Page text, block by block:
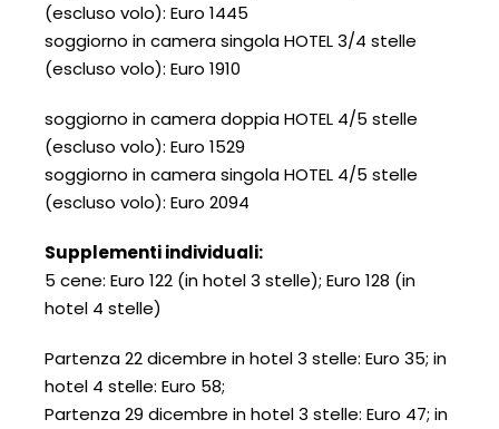
(escluso volo): Euro 1445
soggiorno in camera singola HOTEL 3/4 stelle
(escluso volo): Euro 1910
soggiorno in camera doppia HOTEL 4/5 stelle
(escluso volo): Euro 1529
soggiorno in camera singola HOTEL 4/5 stelle
(escluso volo): Euro 2094
Supplementi individuali:
5 cene: Euro 122 (in hotel 3 stelle); Euro 128 (in
hotel 4 stelle)
Partenza 22 dicembre in hotel 3 stelle: Euro 35; in
hotel 4 stelle: Euro 58;
Partenza 29 dicembre in hotel 3 stelle: Euro 47; in